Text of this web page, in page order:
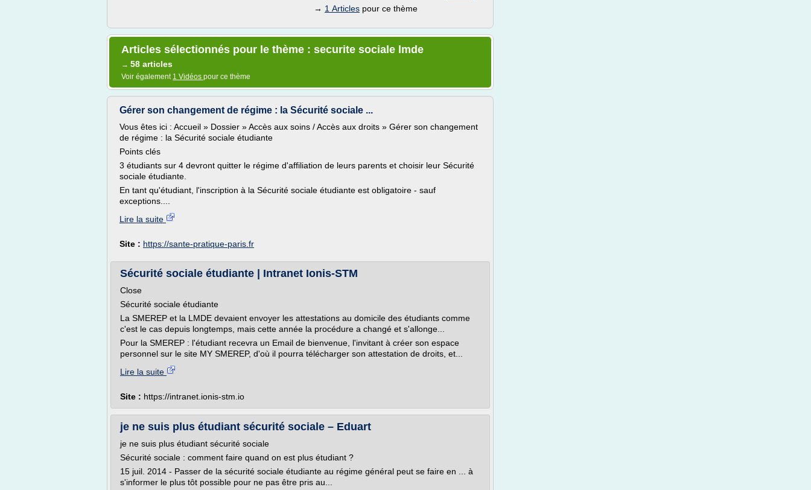
→ 1 Articles pour ce thème
Articles sélectionnés pour le thème : securite sociale lmde
→ 58 articles
Voir également 1 Vidéos pour ce thème
Gérer son changement de régime : la Sécurité sociale ...
Vous êtes ici : Accueil » Dossier » Accès aux soins / Accès aux droits » Gérer son changement
de régime : la Sécurité sociale étudiante
Points clés
3 étudiants sur 4 devront quitter le régime d'affiliation de leurs parents et choisir leur Sécurité
sociale étudiante.
En tant qu'étudiant, l'inscription à la Sécurité sociale étudiante est obligatoire - sauf
exceptions....
Lire la suite
Site : https://sante-pratique-paris.fr
Sécurité sociale étudiante | Intranet Ionis-STM
Close
Sécurité sociale étudiante
La SMEREP et la LMDE devaient envoyer les attestations au domicile des étudiants comme
c'est le cas depuis longtemps, mais cette année la procédure a changé et s'allonge...
Pour la SMEREP : l'étudiant recevra un Email de bienvenue, l'invitant à créer son espace
personnel sur le site MY SMEREP, d'où il pourra télécharger son attestation de droits, et...
Lire la suite
Site : https://intranet.ionis-stm.io
je ne suis plus étudiant sécurité sociale – Eduart
je ne suis plus étudiant sécurité sociale
Sécurité sociale : comment faire quand on est plus étudiant ?
15 juil. 2014 - Passer de la sécurité sociale étudiante au régime général peut se faire en ... à
s'informer le plus tôt possible pour ne pas être pris au...